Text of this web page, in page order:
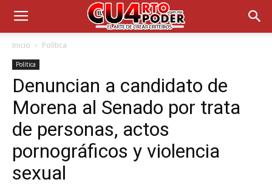
Inicio Política
Política
Denuncian a candidato de
Morena al Senado por trata
de personas, actos
pornográficos y violencia
sexual